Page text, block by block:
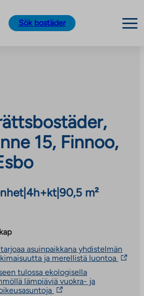
Sök bostäder
15, Finnoo,
| 4h+kt|90,5 m²
asuinpaikkana yhdistelmän
ja merellistä luontoa The
tulossa ekologisella
lämpiäviä vuokra- ja
The